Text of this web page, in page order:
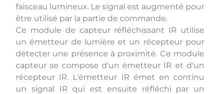
faisceau lumineux. Le signal est augmenté pour
être utilisé par la partie de commande.
Ce module de capteur réfléchissant IR utilise
un émetteur de lumière et un récepteur pour
détecter une présence à proximité. Ce module
capteur se compose d'un émetteur IR et d'un
récepteur IR. L'émetteur IR émet en continu
un signal IR qui est ensuite réfléchi par un